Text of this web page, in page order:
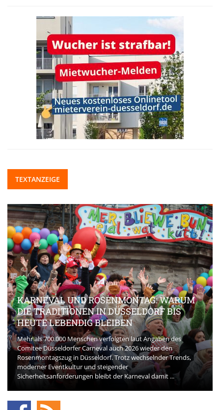
TEXTANZEIGE
KARNEVAL UND ROSENMONTAG: WARUM
DIE TRADITIONEN IN DÜSSELDORF BIS
HEUTE LEBENDIG BLEIBEN
Mehr als 700.000 Menschen verfolgten laut Angaben des
Comitee Düsseldorfer Carneval auch 2026 wieder den
Rosenmontagszug in Düsseldorf. Trotz wechselnder Trends,
moderner Eventkultur und steigender
Sicherheitsanforderungen bleibt der Karneval damit ...